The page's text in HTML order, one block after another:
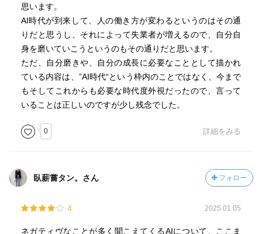
思います。
AI時代が到来して、人の働き方が変わるというのはその通
りだと思うし、それによって失業者が増えるので、自分自
身を磨いていこうというのもその通りだと思います。
ただ、自分磨きや、自分の成長に必要なこととして描かれ
ている内容は、”AI時代“という枠内のことではなく、今まで
もそしてこれからも必要な時代度外視だったので、言って
いることは正しいのですが少し残念でした。
0 詳細をみる
臥薪嘗タン。さん フォロー
4 2025.01.05
ネガティヴなことが多く聞こえてくるAIについて、ここま